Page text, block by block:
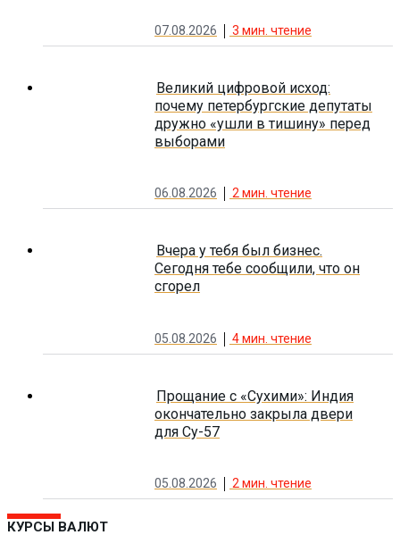
07.08.2026 3 мин. чтение
Великий цифровой исход:
почему петербургские депутаты
дружно «ушли в тишину» перед
выборами
06.08.2026 2 мин. чтение
Вчера у тебя был бизнес.
Сегодня тебе сообщили, что он
сгорел
05.08.2026 4мин. чтение
Прощание с «Сухими»: Индия
окончательно закрыла двери
для Су-57
05.08.2026 2мин. чтение
КУРСЫ ВАЛЮТ